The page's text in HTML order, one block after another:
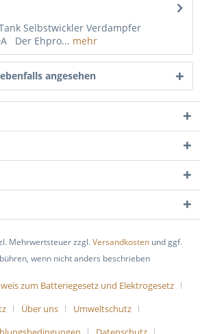
Selbstwickler Verdampfer
Der Ehpro... mehr
angesehen
Mehrwertsteuer zzgl.Versandkosten und ggf.
wenn nicht anders beschrieben
zum Batteriegesetz und Elektrogesetz
Über uns
Umweltschutz